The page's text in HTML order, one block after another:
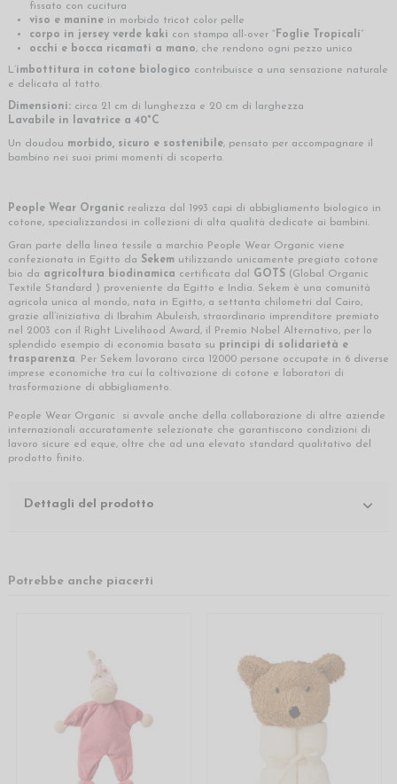
fissato con cucitura
viso e manine in morbido tricot color pelle
corpo in jersey verde kaki con stampa all-over “ Foglie Tropicali
occhi e bocca ricamati a mano, che rendono ogni pezzo unico
L’imbottitura in cotone biologico contribuisce a una sensazione naturale
e delicata al tatto.
Dimensioni: circa 21 cm di lunghezza e 20 cm di larghezza
Lavabile in lavatrice a 40°C
Un doudou morbido, sicuro e sostenibile, pensato per accompagnare il
bambino nei suoi primi momenti di scoperta.
People Wear Organic realizza dal 1993 capi di abbigliamento biologico in
cotone, specializzandosi in collezioni di alta qualità dedicate ai bambini.
Gran parte della linea tessile a marchio People Wear Organic viene
confezionata in Egitto da Sekem utilizzando unicamente pregiato cotone
bio da agricoltura biodinamica certificata dal GOTS (Global Organic
Textile Standard ) proveniente da Egitto e India. Sekem è una comunità
agricola unica al mondo, nata in Egitto, a settanta chilometri dal Cairo,
grazie all’iniziativa di Ibrahim Abuleish, straordinario imprenditore premiato
nel 2003 con il Right Livelihood Award, il Premio Nobel Alternativo, per lo
splendido esempio di economia basata su principi di solidarietà e
trasparenza. Per Sekem lavorano circa 12000 persone occupate in 6 diverse
imprese economiche tra cui la coltivazione di cotone e laboratori di
trasformazione di abbigliamento.
People Wear Organic si avvale anche della collaborazione di altre aziende
internazionali accuratamente selezionate che garantiscono condizioni di
lavoro sicure ed eque, oltre che ad una elevato standard qualitativo del
prodotto finito.
Dettagli del prodotto
Potrebbe anche piacerti